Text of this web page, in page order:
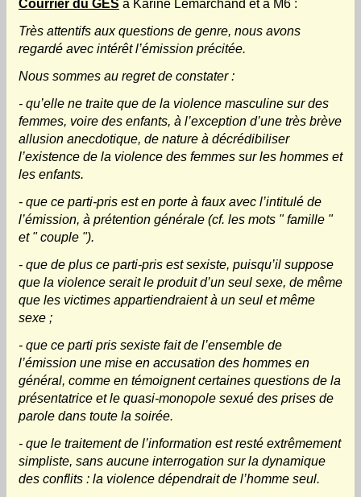
Courrier du GES à Karine Lemarchand et à M6 :
Très attentifs aux questions de genre, nous avons
regardé avec intérêt l’émission précitée.
Nous sommes au regret de constater :
- qu’elle ne traite que de la violence masculine sur des
femmes, voire des enfants, à l’exception d’une très brève
allusion anecdotique, de nature à décrédibiliser
l’existence de la violence des femmes sur les hommes et
les enfants.
- que ce parti-pris est en porte à faux avec l’intitulé de
l’émission, à prétention générale (cf. les mots " famille "
et " couple ").
- que de plus ce parti-pris est sexiste, puisqu’il suppose
que la violence serait le produit d’un seul sexe, de même
que les victimes appartiendraient à un seul et même
sexe ;
- que ce parti pris sexiste fait de l’ensemble de
l’émission une mise en accusation des hommes en
général, comme en témoignent certaines questions de la
présentatrice et le quasi-monopole sexué des prises de
parole dans toute la soirée.
- que le traitement de l’information est resté extrêmement
simpliste, sans aucune interrogation sur la dynamique
des conflits : la violence dépendrait de l’homme seul.